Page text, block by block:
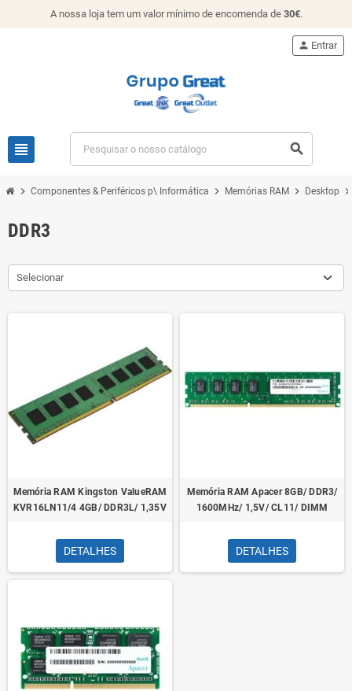
A nossa loja tem um valor mínimo de encomenda de 30€.
view_headline search
person Entrar
chevron_right Componentes & Periféricos p\ Informática chevron_right Memórias RAM chevron_right Desktop
DDR3
Selecionar
Memória RAM Kingston ValueRAM
KVR16LN11/4 4GB/ DDR3L/ 1,35V
DETALHES
Memória RAM Apacer 8GB/ DDR3/
1600MHz/ 1,5V/ CL11/ DIMM
DETALHES